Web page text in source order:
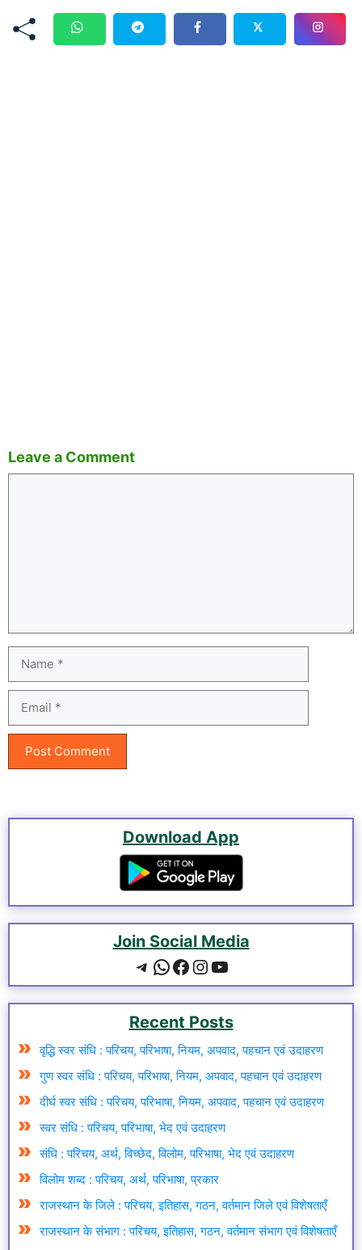
Leave a Comment
Download App
Join Social Media
Telegram
WhatsApp
Facebook
Instagram
YouTube
Recent Posts
वृद्धि स्वर संधि : परिचय, परिभाषा, नियम, अपवाद, पहचान एवं उदाहरण
गुण स्वर संधि : परिचय, परिभाषा, नियम, अपवाद, पहचान एवं उदाहरण
दीर्घ स्वर संधि : परिचय, परिभाषा, नियम, अपवाद, पहचान एवं उदाहरण
स्वर संधि : परिचय, परिभाषा, भेद एवं उदाहरण
संधि : परिचय, अर्थ, विच्छेद, विलोम, परिभाषा, भेद एवं उदाहरण
विलोम शब्द : परिचय, अर्थ, परिभाषा, प्रकार
राजस्थान के जिले : परिचय, इतिहास, गठन, वर्तमान जिले एवं विशेषताएँ
राजस्थान के संभाग : परिचय, इतिहास, गठन, वर्तमान संभाग एवं विशेषताएँ